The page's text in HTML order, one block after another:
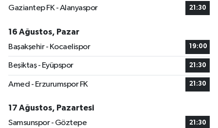
Gaziantep FK - Alanyaspor 21:30
16 Ağustos, Pazar
Başakşehir - Kocaelispor
19:00
Beşiktaş - Eyüpspor 21:30
Amed - Erzurumspor FK 21:30
17 Ağustos, Pazartesi
Samsunspor - Göztepe
21:30